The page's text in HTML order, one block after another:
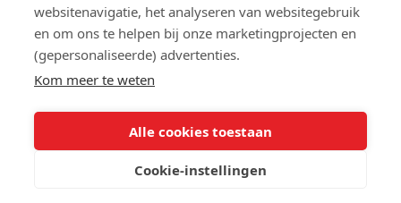
websitenavigatie, het analyseren van websitegebruik
en om ons te helpen bij onze marketingprojecten en
(gepersonaliseerde) advertenties.
Kom meer te weten
Alle cookies toestaan
Cookie-instellingen
Gratis toegang tot de NHA e-
bookbibliotheek
Lees meer over NHA